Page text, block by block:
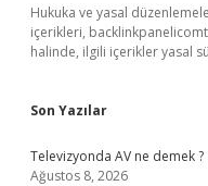
Hukuka ve yasal
içerikleri,
halinde, ilgili içerikler yasal
Son Yazılar
Televizyonda AV ne demek ?
Ağustos 8, 2026